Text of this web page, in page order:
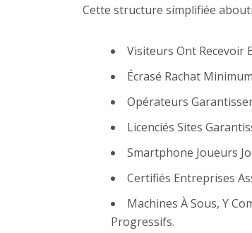
Cette structure simplifiée
Visiteurs Ont Recevoir
Écrasé Rachat
Opérateurs
Licenciés Sites
Smartphone Joueurs
Certifiés Entreprises
Machines À Sous, Y
Progressifs.